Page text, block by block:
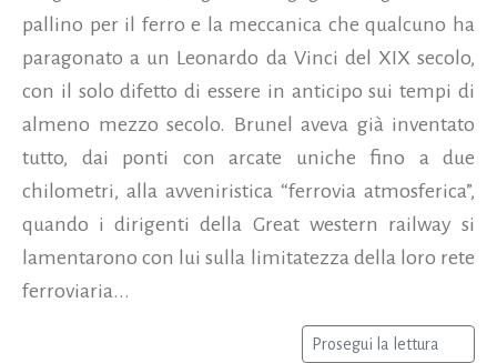
pallino per il ferro e la meccanica che qualcuno ha
paragonato a un Leonardo da Vinci del XIX secolo,
con il solo difetto di essere in anticipo sui tempi di
almeno mezzo secolo. Brunel aveva già inventato
tutto, dai ponti con arcate uniche fino a due
chilometri, alla avveniristica “ferrovia atmosferica”,
quando i dirigenti della Great western railway si
lamentarono con lui sulla limitatezza della loro rete
ferroviaria...
Prosegui la lettura